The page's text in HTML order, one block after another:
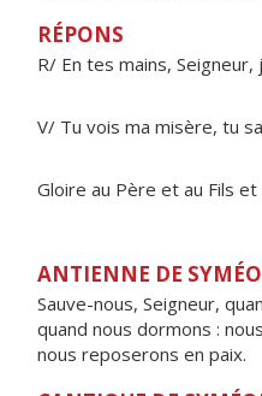
RÉPONS
R/ En tes mains,
V/ Tu vois ma misère, tu
Gloire au Père et au Fils
ANTIENNE DE
Sauve-nous, Seigneur,
quand nous dormons :
nous reposerons en paix.